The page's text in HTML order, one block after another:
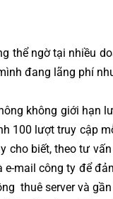
thể ngờ tại nhiều
đang lãng phí
không giới hạn
100 lượt truy cập
cho biết, theo tư
e-mail công ty để
thuê server và